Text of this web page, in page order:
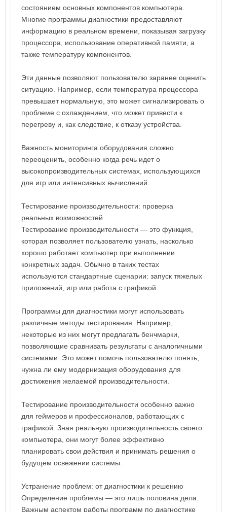
состоянием основных компонентов компьютера.
Многие программы диагностики предоставляют
информацию в реальном времени, показывая загрузку
процессора, использование оперативной памяти, а
также температуру компонентов.
Эти данные позволяют пользователю заранее оценить
ситуацию. Например, если температура процессора
превышает нормальную, это может сигнализировать о
проблеме с охлаждением, что может привести к
перегреву и, как следствие, к отказу устройства.
Важность мониторинга оборудования сложно
переоценить, особенно когда речь идет о
высокопроизводительных системах, использующихся
для игр или интенсивных вычислений.
Тестирование производительности: проверка
реальных возможностей
Тестирование производительности — это функция,
которая позволяет пользователю узнать, насколько
хорошо работает компьютер при выполнении
конкретных задач. Обычно в таких тестах
используются стандартные сценарии: запуск тяжелых
приложений, игр или работа с графикой.
Программы для диагностики могут использовать
различные методы тестирования. Например,
некоторые из них могут предлагать бенчмарки,
позволяющие сравнивать результаты с аналогичными
системами. Это может помочь пользователю понять,
нужна ли ему модернизация оборудования для
достижения желаемой производительности.
Тестирование производительности особенно важно
для геймеров и профессионалов, работающих с
графикой. Зная реальную производительность своего
компьютера, они могут более эффективно
планировать свои действия и принимать решения о
будущем освежении системы.
Устранение проблем: от диагностики к решению
Определение проблемы — это лишь половина дела.
Важным аспектом работы программ по диагностике